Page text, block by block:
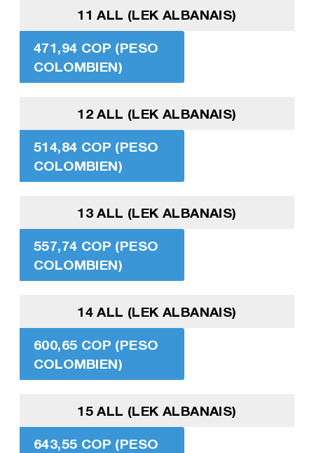
11 ALL (LEK ALBANAIS)
471,94 COP (PESO
COLOMBIEN)
12 ALL (LEK ALBANAIS)
514,84 COP (PESO
COLOMBIEN)
13 ALL (LEK ALBANAIS)
557,74 COP (PESO
COLOMBIEN)
14 ALL (LEK ALBANAIS)
600,65 COP (PESO
COLOMBIEN)
15 ALL (LEK ALBANAIS)
643,55 COP (PESO